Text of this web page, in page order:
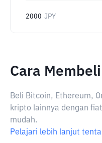
2000 JPY
Cara
Beli Bitcoin, Ethereum,
kripto lainnya dengan
mudah.
Pelajari lebih lanjut